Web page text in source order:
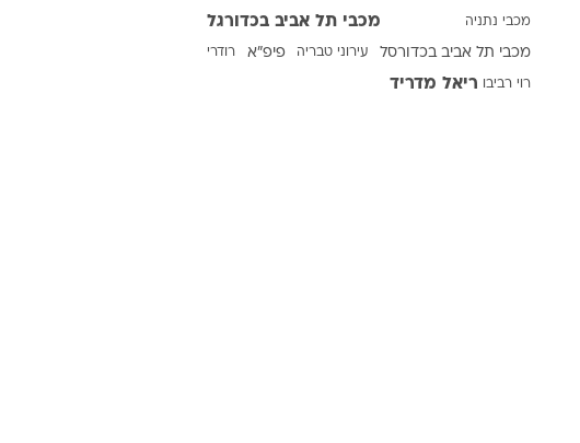
החידה של ספורט1
ארכיון מדורים מחוץ לקווים
4-4-2
מכבי נתניה מכבי תל אביב בכדורגל
מכבי תל אביב בכדורסל עירוני טבריה פיפ"א רודרי
רוי רביבו ריאל מדריד